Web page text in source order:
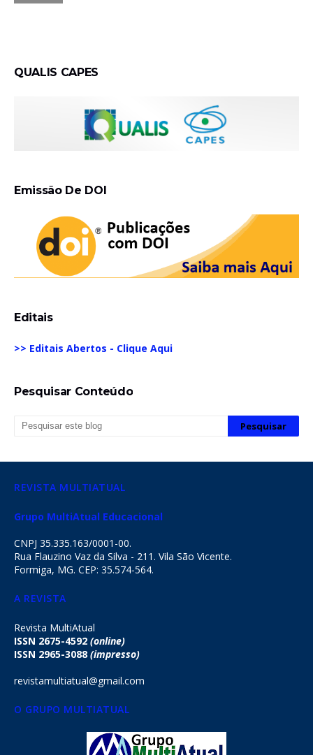
QUALIS CAPES
Emissão De DOI
Editais
>> Editais Abertos - Clique Aqui
Pesquisar Conteúdo
REVISTA MULTIATUAL
Grupo MultiAtual Educacional
CNPJ 35.335.163/0001-00.
Rua Flauzino Vaz da Silva - 211. Vila São Vicente.
Formiga, MG. CEP: 35.574-564.
A REVISTA
Revista MultiAtual
ISSN 2675-4592 (online)
ISSN 2965-3088 (impresso)
revistamultiatual@gmail.com
O GRUPO MULTIATUAL